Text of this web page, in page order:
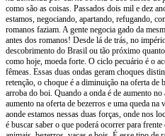
como são as coisas. Passados dois mil e dez
estamos, negociando, apartando, refugando,
romanos faziam. A gente negocia gado da
antes dos romanos! Desde lá de trás, no
descobrimento do Brasil ou tão próximo
como hoje, moeda forte. O ciclo pecuário é o
fêmeas. Essas duas ondas geram choques
retenção, o choque é a diminuição na oferta de
arroba do boi. Quando a onda é de aumento no
aumento na oferta de bezerros e uma queda na
aonde estamos nessas duas forças, onde nos
é buscar saber o que poderá ocorrer para